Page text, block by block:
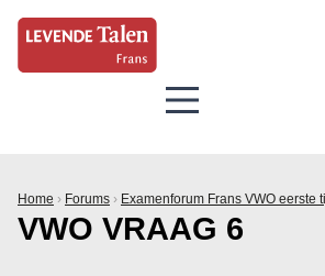
Home › Forums › Examenforum Frans VWO eerste
VWO VRAAG 6